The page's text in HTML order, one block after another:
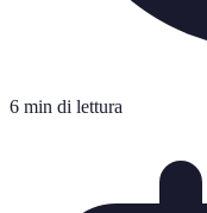
6 min di lettura